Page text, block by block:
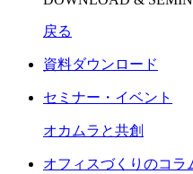
戻る
資料ダウンロード
セミナー・イベント
オカムラと共創
オフィスづくりのコラ